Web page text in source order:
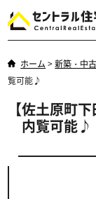
ホーム >新築・中古
覧可能♪
【佐土原町
内覧可能♪